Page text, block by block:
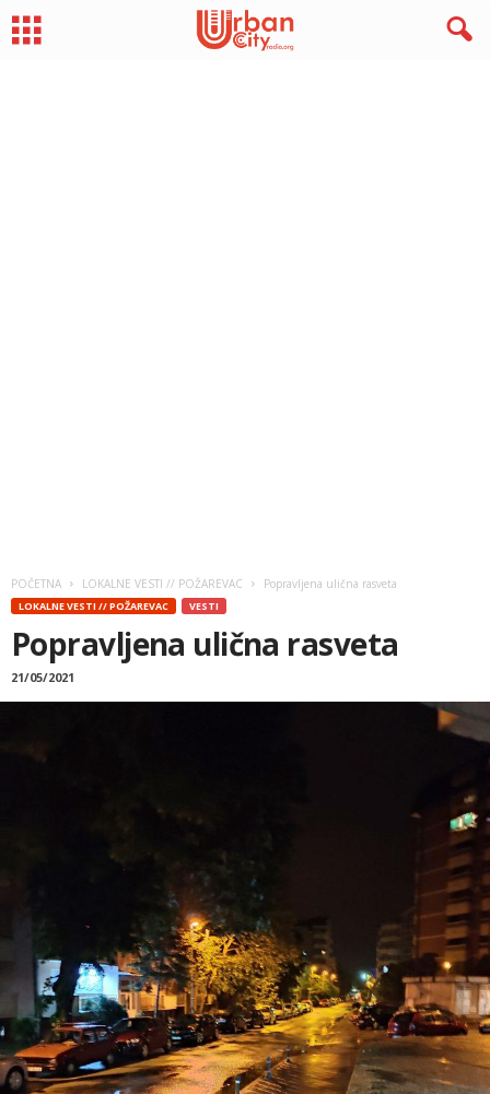
POČETNA LOKALNE VESTI // POŽAREVAC Popravljena ulična rasveta
LOKALNE VESTI // POŽAREVAC VESTI
Popravljena ulična rasveta
21/05/2021